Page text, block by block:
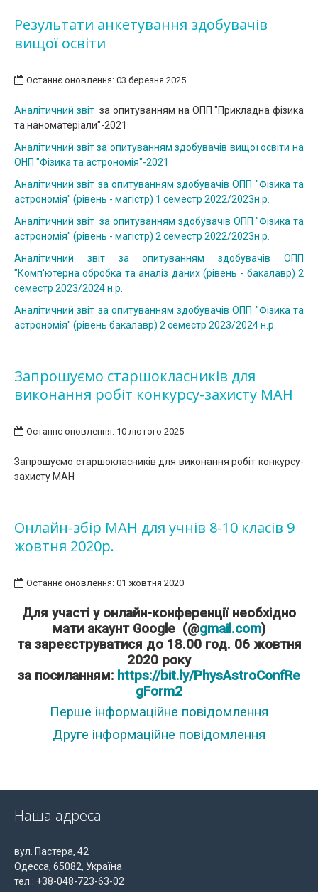
Результати анкетування здобувачів
вищої освіти
Останнє оновлення: 03 березня 2025
Аналітичний звітза опитуванням на ОПП "Прикладна фізика
та наноматеріали"-2021
Аналітичний звіт за опитуванням здобувачів вищої освіти на
ОНП "Фізика та астрономія"-2021
Аналітичний звіт за опитуванням здобувачів ОПП "Фізика та
астрономія" (рівень - магістр) 1 семестр 2022/2023н.р.
Аналітичний звіт за опитуванням здобувачів ОПП "Фізика та
астрономія" (рівень - магістр) 2 семестр 2022/2023н.р.
Аналітичний звіт за опитуванням здобувачів ОПП
"Комп'ютерна обробка та аналіз даних (рівень - бакалавр) 2
семестр 2023/2024 н.р.
Аналітичний звіт за опитуванням здобувачів ОПП "Фізика та
астрономія" (рівень бакалавр) 2 семестр 2023/2024 н.р.
Запрошуємо старшокласників для
виконання робіт конкурсу-захисту МАН
Останнє оновлення: 10 лютого 2025
Запрошуємо старшокласників для виконання робіт конкурсу-
захисту МАН
Онлайн-збір МАН для учнів 8-10 класів 9
жовтня 2020р.
Останнє оновлення: 01 жовтня 2020
Для участі у онлайн-конференції необхідно
мати акаунт Google (@gmail.com)
та зареєструватися до 18.00 год. 06 жовтня
2020 року
за посиланням: https://bit.ly/PhysAstroConfRe
gForm2
Перше інформаційне повідомлення
Друге інформаційне повідомлення
Наша адреса
вул. Пастера, 42
Одесса, 65082, Україна
тел.: +38-048-723-63-02